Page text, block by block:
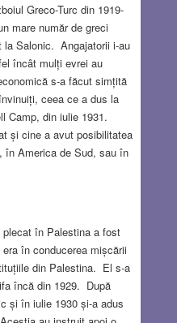
Greco-Turc din 1919-
mare număr de greci
la Salonic. Angajatorii i-au
încât mulți evrei au
s-a făcut simțită
ceea ce a dus la
Camp, din iulie 1931.
și cine a avut posibilitatea
în America de Sud, sau în
plecat în Palestina a fost
în conducerea mișcării
din Palestina. El s-a
încă din 1929. După
și în iulie 1930 și-a adus